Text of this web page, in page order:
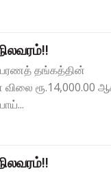
தங்கத்தின்
விலை ரூ.14,000.00